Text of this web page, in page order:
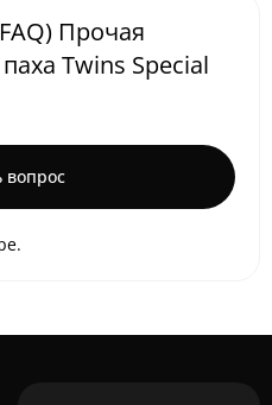
Прочая
Twins Special
вопрос